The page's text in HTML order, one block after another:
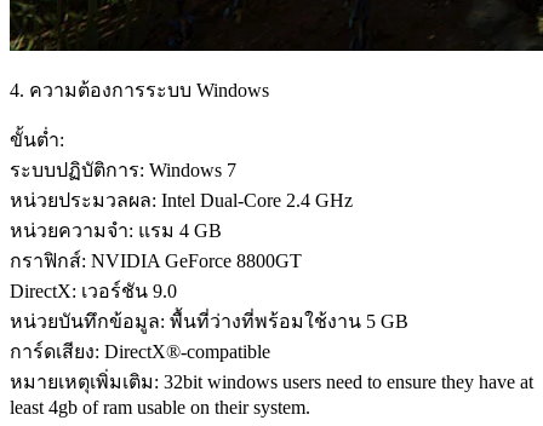
4. ความต้องการระบบ Windows
ขั้นต่ำ:
ระบบปฏิบัติการ: Windows 7
หน่วยประมวลผล: Intel Dual-Core 2.4 GHz
หน่วยความจำ: แรม 4 GB
กราฟิกส์: NVIDIA GeForce 8800GT
DirectX: เวอร์ชัน 9.0
หน่วยบันทึกข้อมูล: พื้นที่ว่างที่พร้อมใช้งาน 5 GB
การ์ดเสียง: DirectX®-compatible
หมายเหตุเพิ่มเติม: 32bit windows users need to ensure they have at
least 4gb of ram usable on their system.